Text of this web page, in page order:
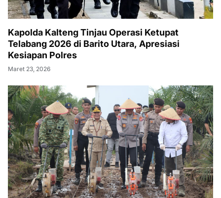
Kapolda Kalteng Tinjau Operasi Ketupat
Telabang 2026 di Barito Utara, Apresiasi
Kesiapan Polres
Maret 23, 2026